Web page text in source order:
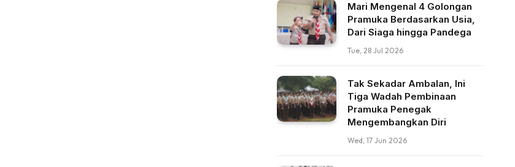
Mari Mengenal 4 Golongan
Pramuka Berdasarkan Usia,
Dari Siaga hingga Pandega
Tue, 28 Jul 2026
Tak Sekadar Ambalan, Ini
Tiga Wadah Pembinaan
Pramuka Penegak
Mengembangkan Diri
Wed, 17 Jun 2026